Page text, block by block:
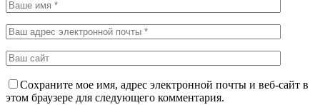
Сохраните мое имя, адрес электронной почты и веб-сайт в
этом браузере для следующего комментария.